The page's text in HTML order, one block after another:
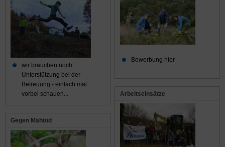
Bewerbung hier
Arbeitseinsätze
wir brauchen noch
Unterstützung bei der
Betreuung - einfach mal
vorbei schauen...
Gegen Mähtod